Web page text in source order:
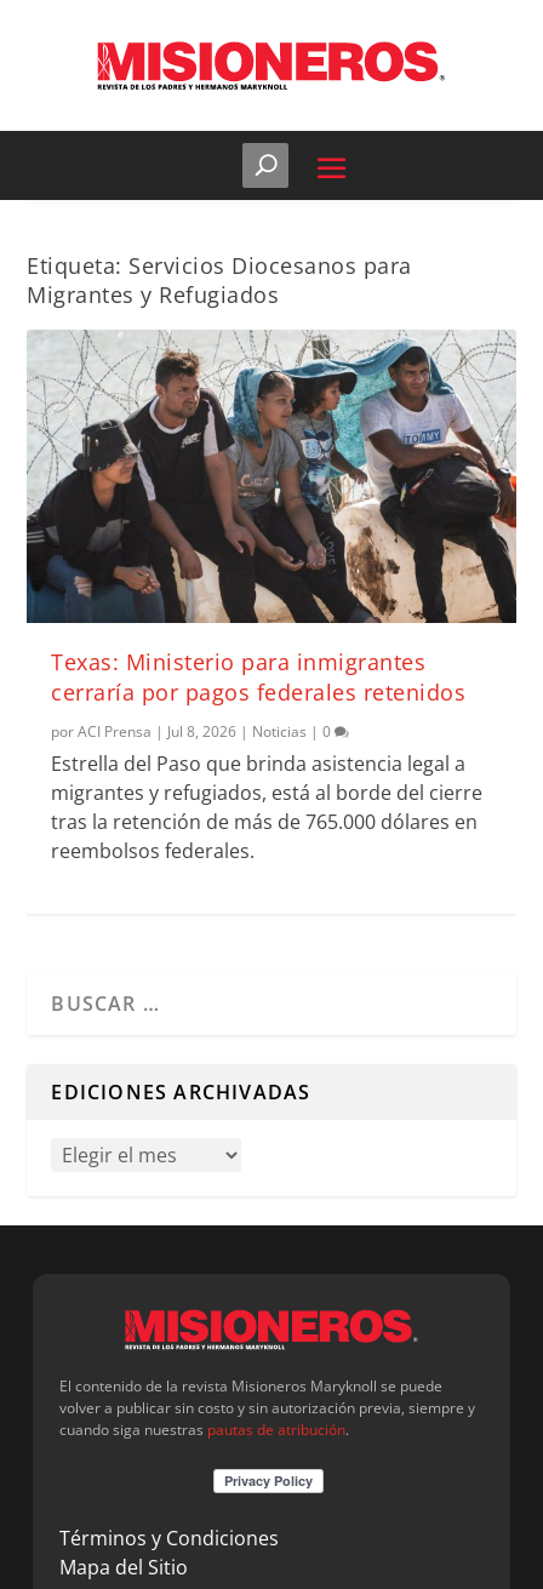
Etiqueta: Servicios Diocesanos para
Migrantes y Refugiados
Texas: Ministerio para inmigrantes
cerraría por pagos federales retenidos
porACI Prensa | Jul 8, 2026 | Noticias |0
Estrella del Paso que brinda asistencia legal a
migrantes y refugiados, está al borde del cierre
tras la retención de más de 765.000 dólares en
reembolsos federales.
EDICIONES ARCHIVADAS
El contenido de la revista Misioneros Maryknoll se puede
volver a publicar sin costo y sin autorización previa, siempre y
cuando siga nuestras pautas de atribución.
Términos y Condiciones
Mapa del Sitio